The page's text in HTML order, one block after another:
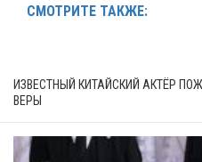
СМОТРИТЕ ТАКЖЕ:
ИЗВЕСТНЫЙ КИТАЙСКИЙ АКТЁР
ВЕРЫ